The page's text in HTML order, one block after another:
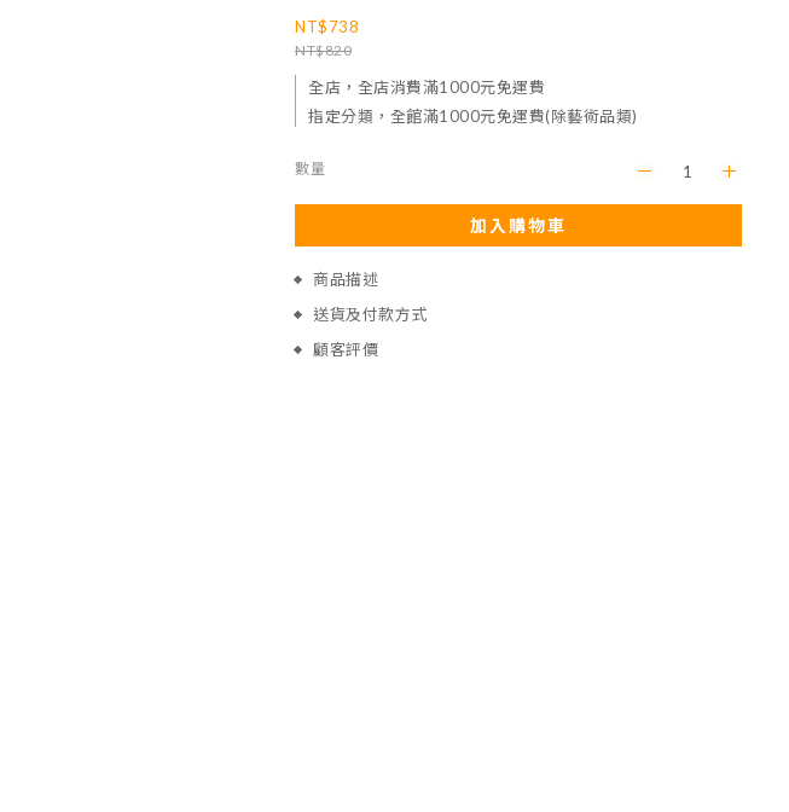
NT$738
NT$820
全店，全店消費滿1000元免運費
指定分類，全館滿1000元免運費(除藝術品類)
數量
加入購物車
商品描述
送貨及付款方式
顧客評價